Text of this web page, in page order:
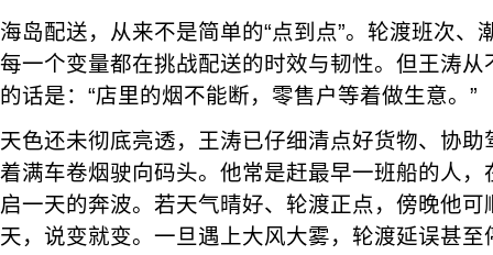
海岛配送，从来不是简单的“点到点”。轮渡班次、
每一个变量都在挑战配送的时效与韧性。但王涛
的话是：“店里的烟不能断，零售户等着做生意。”
天色还未彻底亮透，王涛已仔细清点好货物、协
着满车卷烟驶向码头。他常是赶最早一班船的人
启一天的奔波。若天气晴好、轮渡正点，傍晚他
天，说变就变。一旦遇上大风大雾，轮渡延误甚